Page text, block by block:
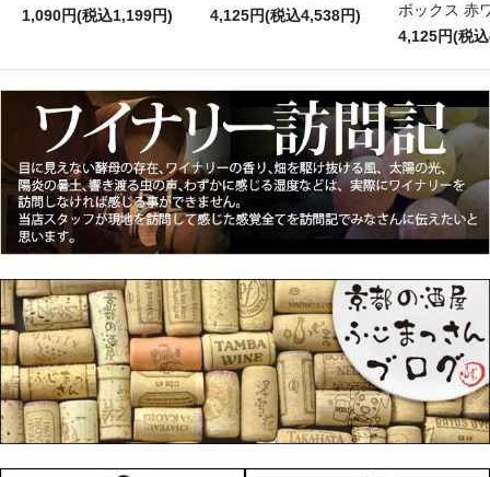
1,090円(税込1,199円)
4,125円(税込4,538円)
ボックス 赤
4,125円(税